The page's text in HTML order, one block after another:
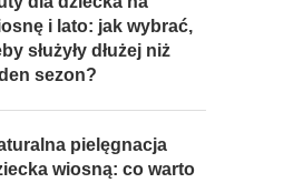
i lato: jak wybrać,
służyły dłużej niż
sezon?
pielęgnacja
wiosną: co warto